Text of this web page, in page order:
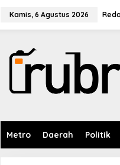
Kamis, 6 Agustus 2026
Metro Daerah Politik